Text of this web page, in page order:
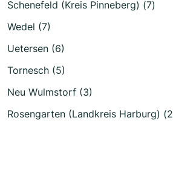
Schenefeld (Kreis Pinneberg) (7)
Wedel (7)
Uetersen (6)
Tornesch (5)
Neu Wulmstorf (3)
Rosengarten (Landkreis Harburg)